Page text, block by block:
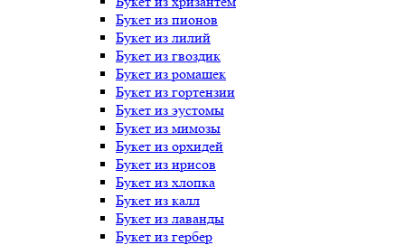
Букет из пионов
Букет из лилий
Букет из гвоздик
Букет из ромашек
Букет из гортензии
Букет из эустомы
Букет из мимозы
Букет из орхидей
Букет из ирисов
Букет из хлопка
Букет из калл
Букет из лаванды
Букет из гербер